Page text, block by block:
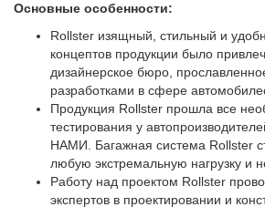
Основные особенности:
Rollster изящный, стильный и
концептов продукции было
дизайнерское бюро,
разработками в сфере
Продукция Rollster прошла все
тестирования у
НАМИ. Багажная система Rollster
любую экстремальную нагрузку и
Работу над проектом Rollster
экспертов в проектировании и